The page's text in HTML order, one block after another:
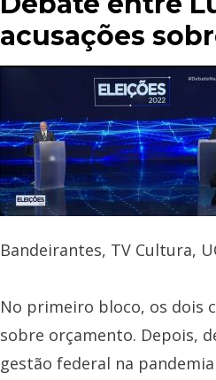
acusações
Bandeirantes, TV Cultura,
No primeiro bloco, os dois
sobre orçamento. Depois,
gestão federal na